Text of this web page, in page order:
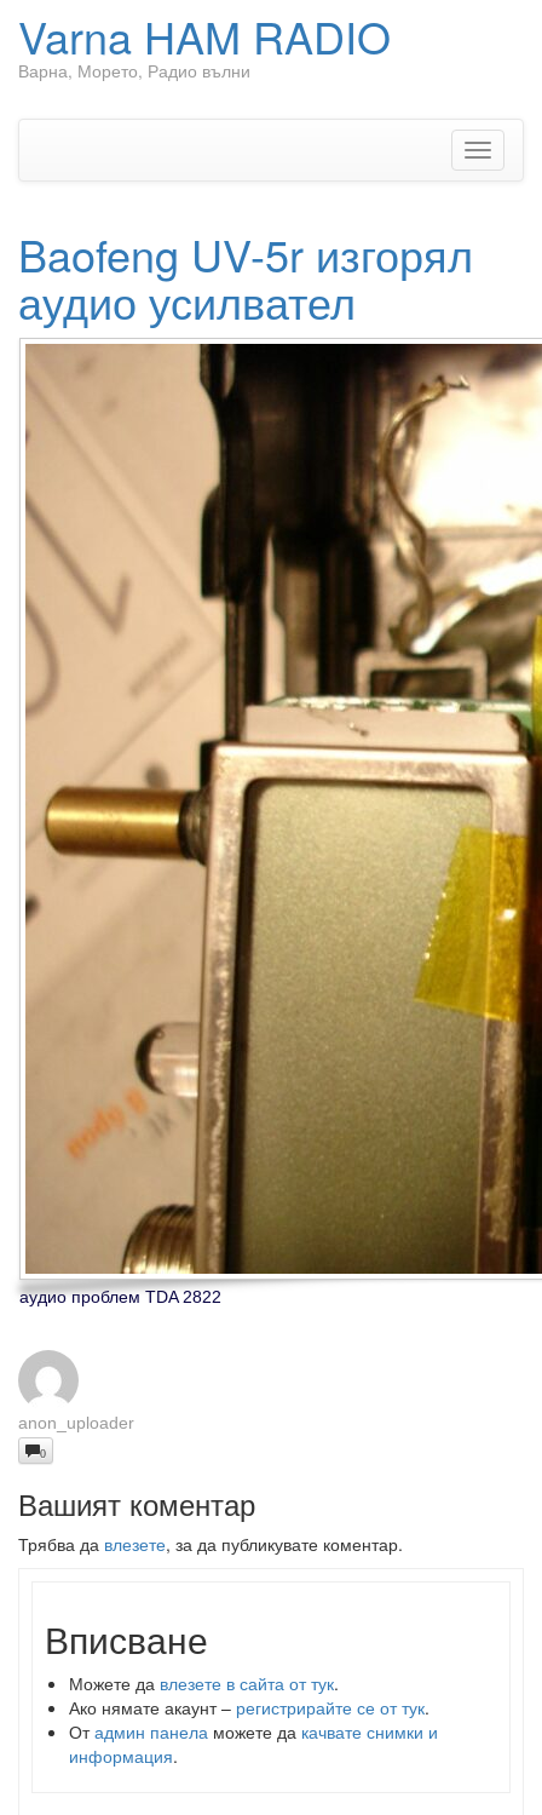
Varna HAM RADIO
Варна, Морето, Радио вълни
Toggle
Baofeng UV-5r изгорял
аудио усилвател
аудио проблем TDA 2822
anon_uploader
0
Вашият коментар
Трябва да влезете, за да публикувате коментар.
Вписване
Можете да влезете в сайта от тук.
Ако нямате акаунт – регистрирайте се от тук.
Отадмин панела можете да качвате снимки и
информация.